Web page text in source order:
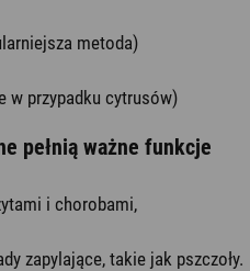
metoda)
w przypadku cytrusów)
pełnią ważne funkcje
i chorobami,
zapylające, takie jak pszczoły.